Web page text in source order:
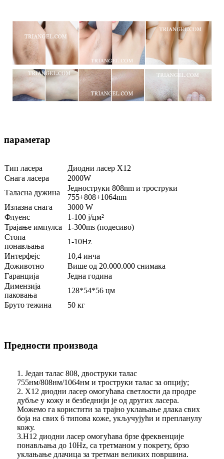
параметар
Тип ласера
Диодни ласер Х12
Снага ласера
2000W
Таласна дужина
Једноструки 808nm и троструки
755+808+1064nm
Излазна снага
3000 W
Флуенс
1-100 ј/цм²
Трајање импулса
1-300ms (подесиво)
Стопа
понављања
1-10Hz
Интерфејс
10,4 инча
Доживотно
Више од 20.000.000 снимака
Гаранција
Једна година
Димензија
паковања
128*54*56 цм
Бруто тежина
50 кг
Предности производа
1. Један талас 808, двоструки талас
755нм/808нм/1064нм и троструки талас за опцију;
2. Х12 диодни ласер омогућава светлости да продре
дубље у кожу и безбеднији је од других ласера.
Можемо га користити за трајно уклањање длака свих
боја на свих 6 типова коже, укључујући и препланулу
кожу.
3.H12 диодни ласер омогућава брзе фреквенције
понављања до 10Hz, са третманом у покрету, брзо
уклањање длачица за третман великих површина.